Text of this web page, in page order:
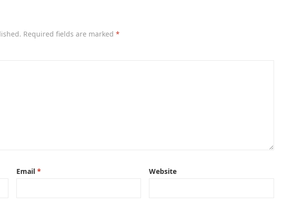
Required fields are marked *
Email * Website